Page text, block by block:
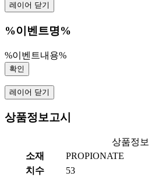
레이어 닫기
%이벤트명%
%이벤트내용%
확인
레이어 닫기
상품정보고시
상품정보
소재
PROPIONATE
치수
53